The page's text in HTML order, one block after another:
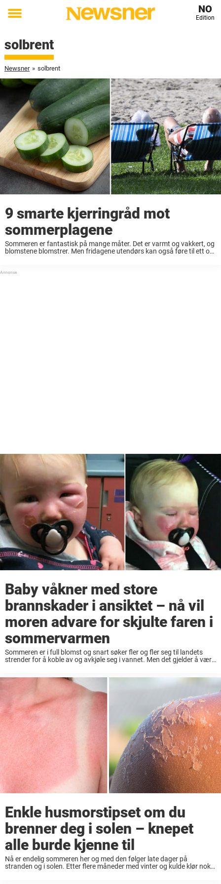
Toggle
NO
Edition
solbrent
Newsner » solbrent
9 smarte kjerringråd mot
sommerplagene
Sommeren er fantastisk på mange måter. Det er varmt og vakkert, og
blomstene blomstrer. Men fridagene utendørs kan også føre til ett og
Baby våkner med store
brannskader i ansiktet – nå vil
moren advare for skjulte faren i
sommervarmen
Sommeren er i full blomst og snart søker fler og fler seg til landets
strender for å koble av og avkjøle seg i vannet. Men det gjelder å være
Enkle husmorstipset om du
brenner deg i solen – knepet
alle burde kjenne til
Nå er endelig sommeren her og med den følger late dager på
stranden og i solen. Etter flere måneder med vinter og kulde klør nok